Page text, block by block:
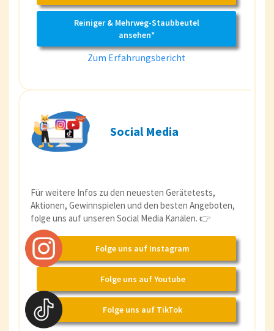
Reiniger & Mehrweg-Staubbeutel
ansehen*
Zum Erfahrungsbericht
Social Media
Für weitere Infos zu den neuesten Gerätetests,
Aktionen, Gewinnspielen und den besten Angeboten,
folge uns auf unseren Social Media Kanälen. 👉
Folge uns auf Instagram
Folge uns auf Youtube
Folge uns auf TikTok